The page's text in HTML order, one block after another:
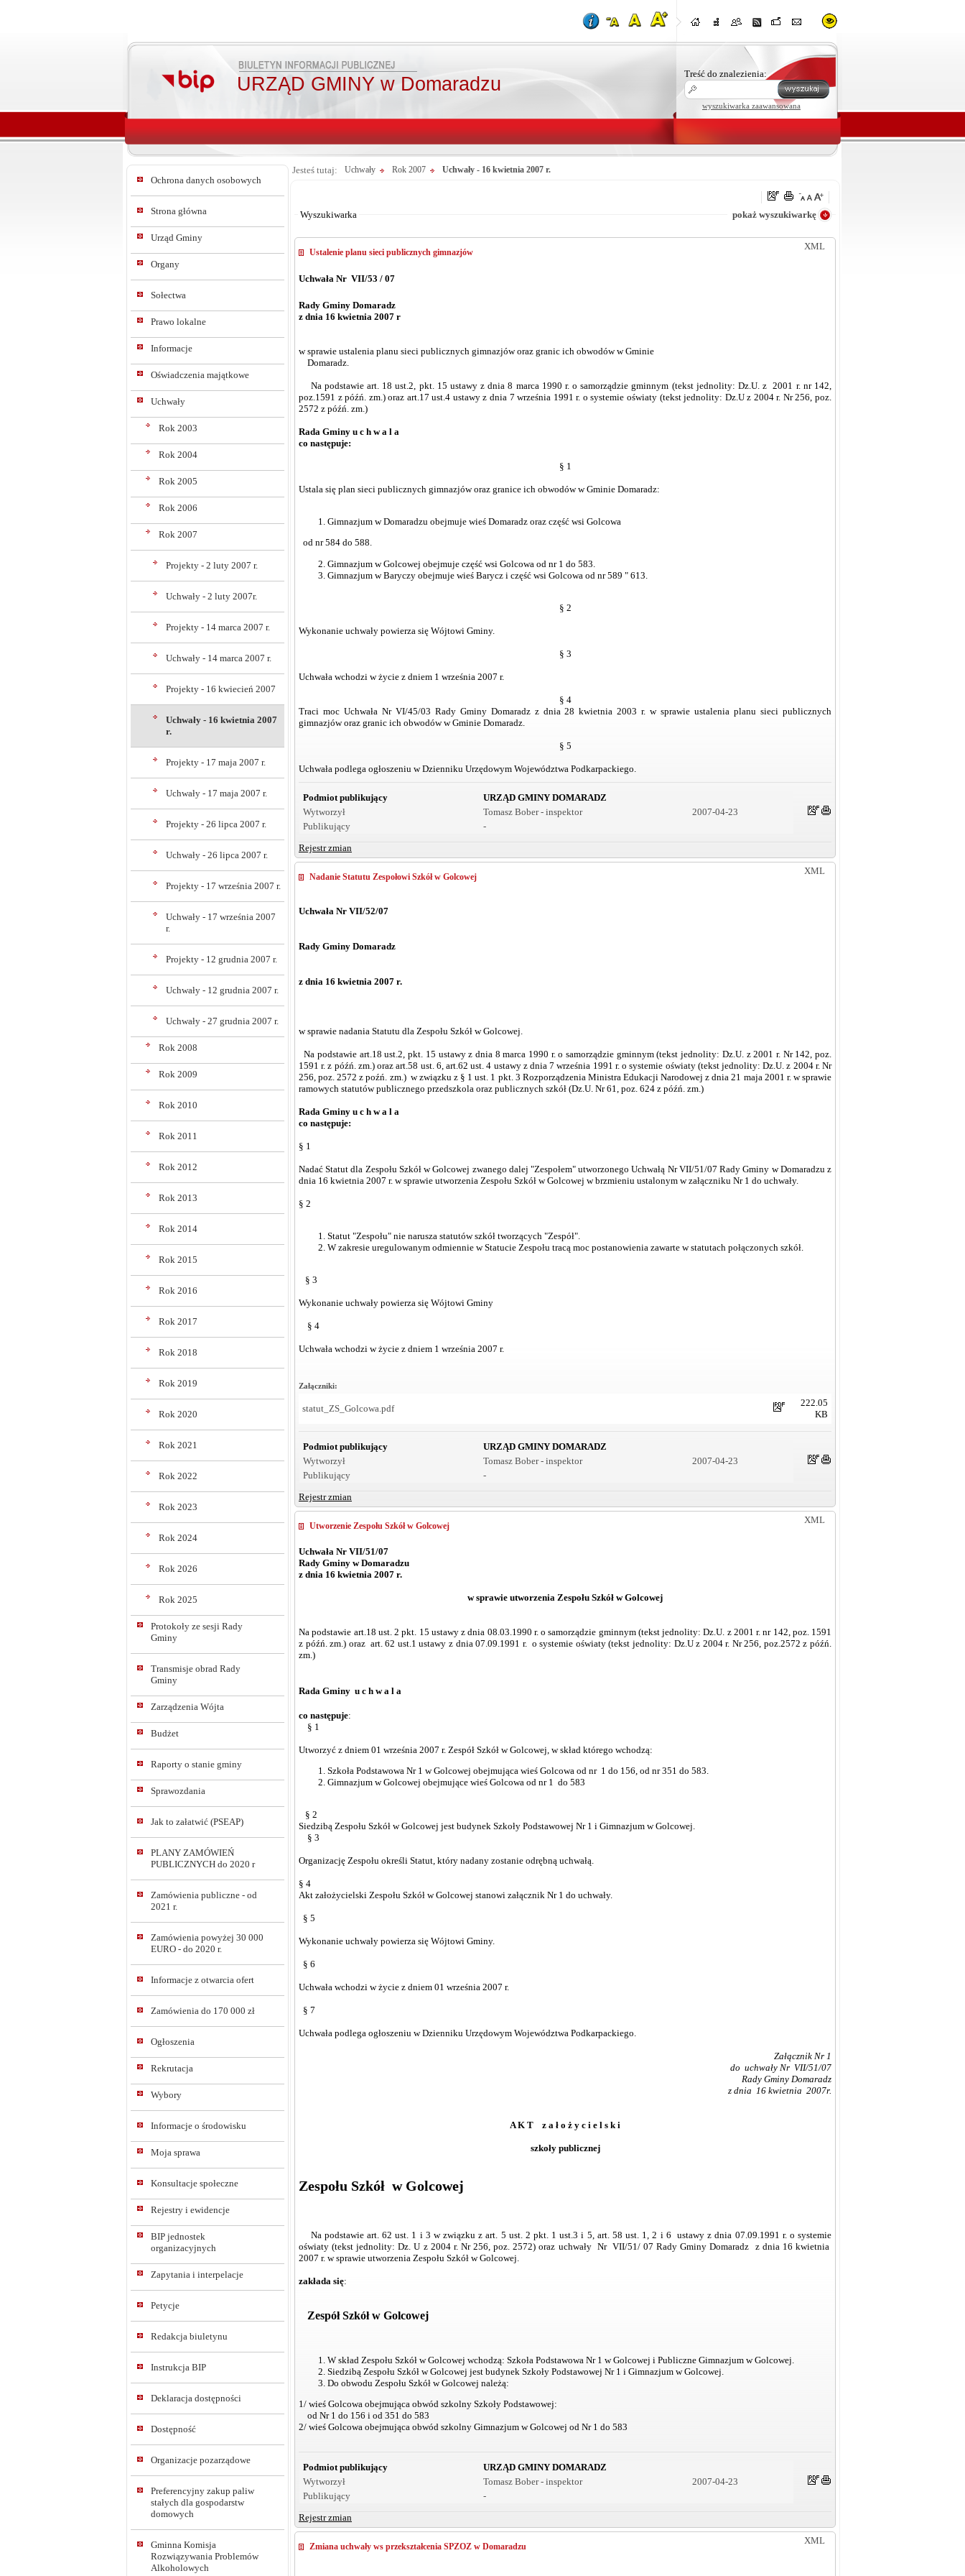
URZĄD GMINY w Domaradzu Treść do znalezienia:
wyszukiwarka zaawansowana
Ochrona danych osobowych
Strona główna
Urząd Gminy
Organy
Sołectwa
Prawo lokalne
Informacje
Oświadczenia majątkowe
Uchwały
Rok 2003
Rok 2004
Rok 2005
Rok 2006
Rok 2007
Projekty - 2 luty 2007 r.
Uchwały - 2 luty 2007r.
Projekty - 14 marca 2007 r.
Uchwały - 14 marca 2007 r.
Projekty - 16 kwiecień 2007
Uchwały - 16 kwietnia 2007
r.
Projekty - 17 maja 2007 r.
Uchwały - 17 maja 2007 r.
Projekty - 26 lipca 2007 r.
Uchwały - 26 lipca 2007 r.
Projekty - 17 września 2007 r.
Uchwały - 17 września 2007
r.
Projekty - 12 grudnia 2007 r.
Uchwały - 12 grudnia 2007 r.
Uchwały - 27 grudnia 2007 r.
Rok 2008
Rok 2009
Rok 2010
Rok 2011
Rok 2012
Rok 2013
Rok 2014
Rok 2015
Rok 2016
Rok 2017
Rok 2018
Rok 2019
Rok 2020
Rok 2021
Rok 2022
Rok 2023
Rok 2024
Rok 2026
Rok 2025
Protokoły ze sesji Rady
Gminy
Transmisje obrad Rady
Gminy
Zarządzenia Wójta
Budżet
Raporty o stanie gminy
Sprawozdania
Jak to załatwić (PSEAP)
PLANY ZAMÓWIEŃ
PUBLICZNYCH do 2020 r
Zamówienia publiczne - od
2021 r.
Zamówienia powyżej 30 000
EURO - do 2020 r.
Informacje z otwarcia ofert
Zamówienia do 170 000 zł
Ogłoszenia
Rekrutacja
Wybory
Informacje o środowisku
Moja sprawa
Konsultacje społeczne
Rejestry i ewidencje
BIP jednostek
organizacyjnych
Zapytania i interpelacje
Petycje
Redakcja biuletynu
Instrukcja BIP
Deklaracja dostępności
Dostępność
Organizacje pozarządowe
Preferencyjny zakup paliw
stałych dla gospodarstw
domowych
Gminna Komisja
Rozwiązywania Problemów
Alkoholowych
Jesteś tutaj: Uchwały Rok 2007 Uchwały - 16 kwietnia 2007 r.
Wyszukiwarka pokaż wyszukiwarkę
XML
Ustalenie planu sieci publicznych gimnazjów
Uchwała Nr VII/53 / 07
Rady Gminy Domaradz
z dnia 16 kwietnia 2007 r
w sprawie ustalenia planu sieci publicznych gimnazjów oraz granic ich obwodów w Gminie
Domaradz.
Na podstawie art. 18 ust.2, pkt. 15 ustawy z dnia 8 marca 1990 r. o samorządzie gminnym (tekst jednolity: Dz.U. z 2001 r. nr 142,
poz.1591 z późń. zm.) oraz art.17 ust.4 ustawy z dnia 7 września 1991 r. o systemie oświaty (tekst jednolity: Dz.U z 2004 r. Nr 256, poz.
2572 z późń. zm.)
Rada Gminy u c h w a l a
co następuje:
§ 1
Ustala się plan sieci publicznych gimnazjów oraz granice ich obwodów w Gminie Domaradz:
Gimnazjum w Domaradzu obejmuje wieś Domaradz oraz część wsi Golcowa
od nr 584 do 588.
Gimnazjum w Golcowej obejmuje część wsi Golcowa od nr 1 do 583.
Gimnazjum w Baryczy obejmuje wieś Barycz i część wsi Golcowa od nr 589 " 613.
§ 2
Wykonanie uchwały powierza się Wójtowi Gminy.
§ 3
Uchwała wchodzi w życie z dniem 1 września 2007 r.
§ 4
Traci moc Uchwała Nr VI/45/03 Rady Gminy Domaradz z dnia 28 kwietnia 2003 r. w sprawie ustalenia planu sieci publicznych
gimnazjów oraz granic ich obwodów w Gminie Domaradz.
§ 5
Uchwała podlega ogłoszeniu w Dzienniku Urzędowym Województwa Podkarpackiego.
Podmiot publikujący
URZĄD GMINY DOMARADZ
Wytworzył
Tomasz Bober - inspektor
2007-04-23
Publikujący
-
Rejestr zmian
XML
Nadanie Statutu Zespołowi Szkół w Golcowej
Uchwała Nr VII/52/07
Rady Gminy Domaradz
z dnia 16 kwietnia 2007 r.
w sprawie nadania Statutu dla Zespołu Szkół w Golcowej.
Na podstawie art.18 ust.2, pkt. 15 ustawy z dnia 8 marca 1990 r. o samorządzie gminnym (tekst jednolity: Dz.U. z 2001 r. Nr 142, poz.
1591 r. z późń. zm.) oraz art.58 ust. 6, art.62 ust. 4 ustawy z dnia 7 września 1991 r. o systemie oświaty (tekst jednolity: Dz.U. z 2004 r. Nr
256, poz. 2572 z poźń. zm.) w związku z § 1 ust. 1 pkt. 3 Rozporządzenia Ministra Edukacji Narodowej z dnia 21 maja 2001 r. w sprawie
ramowych statutów publicznego przedszkola oraz publicznych szkół (Dz.U. Nr 61, poz. 624 z późń. zm.)
Rada Gminy u c h w a l a
co następuje:
§ 1
Nadać Statut dla Zespołu Szkół w Golcowej zwanego dalej "Zespołem" utworzonego Uchwałą Nr VII/51/07 Rady Gminy w Domaradzu z
dnia 16 kwietnia 2007 r. w sprawie utworzenia Zespołu Szkół w Golcowej w brzmieniu ustalonym w załączniku Nr 1 do uchwały.
§ 2
Statut "Zespołu" nie narusza statutów szkół tworzących "Zespół".
W zakresie uregulowanym odmiennie w Statucie Zespołu tracą moc postanowienia zawarte w statutach połączonych szkół.
§ 3
Wykonanie uchwały powierza się Wójtowi Gminy
§ 4
Uchwała wchodzi w życie z dniem 1 września 2007 r.
Załączniki:
statut_ZS_Golcowa.pdf
222.05
KB
Podmiot publikujący
URZĄD GMINY DOMARADZ
Wytworzył
Tomasz Bober - inspektor
2007-04-23
Publikujący
-
Rejestr zmian
XML
Utworzenie Zespołu Szkół w Golcowej
Uchwała Nr VII/51/07
Rady Gminy w Domaradzu
z dnia 16 kwietnia 2007 r.
w sprawie utworzenia Zespołu Szkół w Golcowej
Na podstawie art.18 ust. 2 pkt. 15 ustawy z dnia 08.03.1990 r. o samorządzie gminnym (tekst jednolity: Dz.U. z 2001 r. nr 142, poz. 1591
z późń. zm.) oraz art. 62 ust.1 ustawy z dnia 07.09.1991 r. o systemie oświaty (tekst jednolity: Dz.U z 2004 r. Nr 256, poz.2572 z późń.
zm.)
Rada Gminy u c h w a l a
co następuje:
§ 1
Utworzyć z dniem 01 września 2007 r. Zespół Szkół w Golcowej, w skład którego wchodzą:
Szkoła Podstawowa Nr 1 w Golcowej obejmująca wieś Golcowa od nr 1 do 156, od nr 351 do 583.
Gimnazjum w Golcowej obejmujące wieś Golcowa od nr 1 do 583
§ 2
Siedzibą Zespołu Szkół w Golcowej jest budynek Szkoły Podstawowej Nr 1 i Gimnazjum w Golcowej.
§ 3
Organizację Zespołu określi Statut, który nadany zostanie odrębną uchwałą.
§ 4
Akt założycielski Zespołu Szkół w Golcowej stanowi załącznik Nr 1 do uchwały.
§ 5
Wykonanie uchwały powierza się Wójtowi Gminy.
§ 6
Uchwała wchodzi w życie z dniem 01 września 2007 r.
§ 7
Uchwała podlega ogłoszeniu w Dzienniku Urzędowym Województwa Podkarpackiego.
Załącznik Nr 1
do uchwały Nr VII/51/07
Rady Gminy Domaradz
z dnia 16 kwietnia 2007r.
A K T z a ł o ż y c i e l s k i
szkoły publicznej
Zespołu Szkół w Golcowej
Na podstawie art. 62 ust. 1 i 3 w związku z art. 5 ust. 2 pkt. 1 ust.3 i 5, art. 58 ust. 1, 2 i 6 ustawy z dnia 07.09.1991 r. o systemie
oświaty (tekst jednolity: Dz. U z 2004 r. Nr 256, poz. 2572) oraz uchwały Nr VII/51/ 07 Rady Gminy Domaradz z dnia 16 kwietnia
2007 r. w sprawie utworzenia Zespołu Szkół w Golcowej.
zakłada się:
Zespół Szkół w Golcowej
W skład Zespołu Szkół w Golcowej wchodzą: Szkoła Podstawowa Nr 1 w Golcowej i Publiczne Gimnazjum w Golcowej.
Siedzibą Zespołu Szkół w Golcowej jest budynek Szkoły Podstawowej Nr 1 i Gimnazjum w Golcowej.
Do obwodu Zespołu Szkół w Golcowej należą:
1/ wieś Golcowa obejmująca obwód szkolny Szkoły Podstawowej:
od Nr 1 do 156 i od 351 do 583
2/ wieś Golcowa obejmująca obwód szkolny Gimnazjum w Golcowej od Nr 1 do 583
Podmiot publikujący
URZĄD GMINY DOMARADZ
Wytworzył
Tomasz Bober - inspektor
2007-04-23
Publikujący
-
Rejestr zmian
XML
Zmiana uchwały ws przekształcenia SPZOZ w Domaradzu